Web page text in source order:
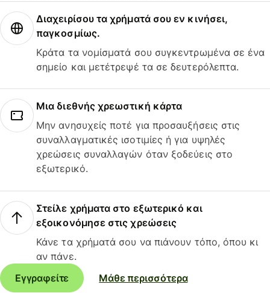
Διαχειρίσου τα χρήματά σου εν κινήσει,
παγκοσμίως.
Κράτα τα νομίσματά σου συγκεντρωμένα σε ένα
σημείο και μετέτρεψέ τα σε δευτερόλεπτα.
Μια διεθνής χρεωστική κάρτα
Μην ανησυχείς ποτέ για προσαυξήσεις στις
συναλλαγματικές ισοτιμίες ή για υψηλές
χρεώσεις συναλλαγών όταν ξοδεύεις στο
εξωτερικό.
Στείλε χρήματα στο εξωτερικό και
εξοικονόμησε στις χρεώσεις
Κάνε τα χρήματά σου να πιάνουν τόπο, όπου κι
αν πάνε.
Εγγραφείτε
Μάθε περισσότερα